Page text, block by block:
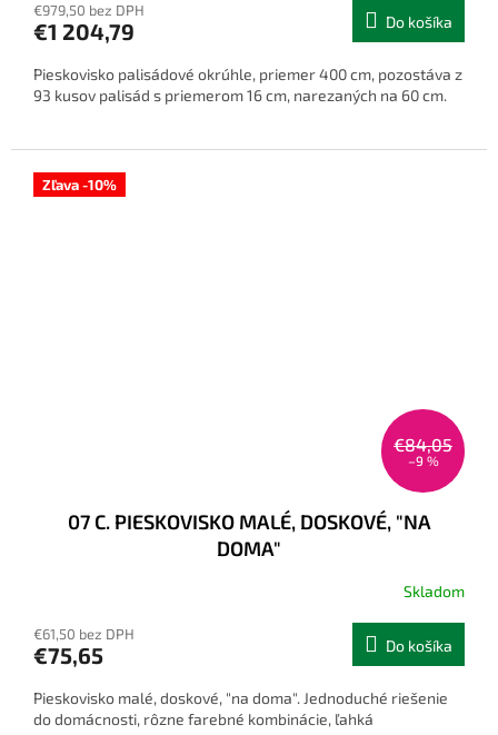
€979,50 bez DPH
€1 204,79 Do košíka
Pieskovisko palisádové okrúhle, priemer 400 cm, pozostáva z
93 kusov palisád s priemerom 16 cm, narezaných na 60 cm.
Zľava -10%
€84,05
–9 %
07 C. PIESKOVISKO MALÉ, DOSKOVÉ, "NA
DOMA"
Skladom
€61,50 bez DPH
€75,65 Do košíka
Pieskovisko malé, doskové, "na doma". Jednoduché riešenie
do domácnosti, rôzne farebné kombinácie, ľahká